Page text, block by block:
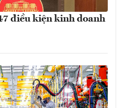
điều kiện kinh doanh